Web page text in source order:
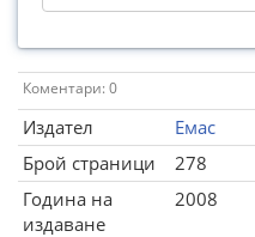
Коментари: 0
Издател
Емас
Брой страници
278
Година на
издаване
2008